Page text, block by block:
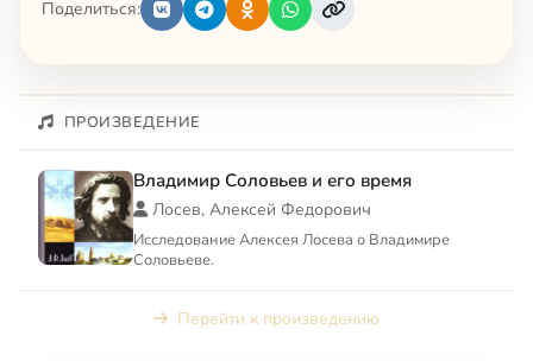
Поделиться:
ПРОИЗВЕДЕНИЕ
Владимир Соловьев и его время
Лосев, Алексей Федорович
Исследование Алексея Лосева о Владимире
Соловьеве.
Перейти к произведению